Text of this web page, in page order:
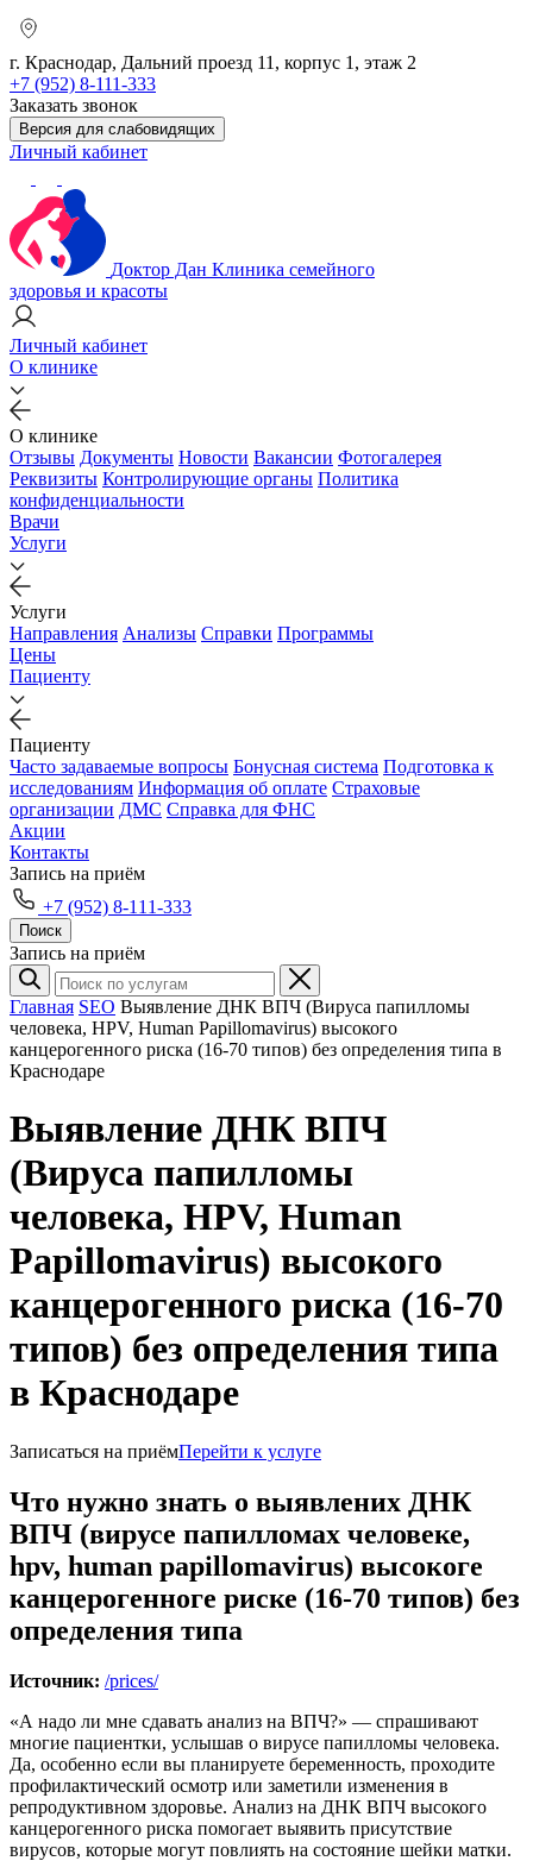
г. Краснодар, Дальний проезд 11, корпус 1, этаж 2
+7 (952) 8-111-333
Заказать звонок
Версия для слабовидящих
Личный кабинет
Доктор Дан Клиника семейного
здоровья и красоты
Личный кабинет
О клинике
О клинике
Отзывы Документы Новости Вакансии Фотогалерея
Реквизиты Контролирующие органы Политика
конфиденциальности
Врачи
Услуги
Услуги
Направления Анализы Справки Программы
Цены
Пациенту
Пациенту
Часто задаваемые вопросы Бонусная система Подготовка к
исследованиям Информация об оплате Страховые
организации ДМС Справка для ФНС
Акции
Контакты
Запись на приём
+7 (952) 8-111-333
Поиск
Запись на приём
Главная SEO Выявление ДНК ВПЧ (Вируса папилломы
человека, HPV, Human Papillomavirus) высокого
канцерогенного риска (16-70 типов) без определения типа в
Краснодаре
Выявление ДНК ВПЧ
(Вируса папилломы
человека, HPV, Human
Papillomavirus) высокого
канцерогенного риска (16-70
типов) без определения типа
в Краснодаре
Записаться на приёмПерейти к услуге
Что нужно знать о выявлених ДНК
ВПЧ (вирусе папилломах человеке,
hpv, human papillomavirus) высокоге
канцерогенноге риске (16-70 типов) без
определения типа
Источник: /prices/
«А надо ли мне сдавать анализ на ВПЧ?» — спрашивают
многие пациентки, услышав о вирусе папилломы человека.
Да, особенно если вы планируете беременность, проходите
профилактический осмотр или заметили изменения в
репродуктивном здоровье. Анализ на ДНК ВПЧ высокого
канцерогенного риска помогает выявить присутствие
вирусов, которые могут повлиять на состояние шейки матки.